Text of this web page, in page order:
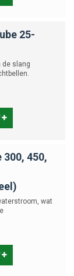
25-
de slang
300, 450,
wat